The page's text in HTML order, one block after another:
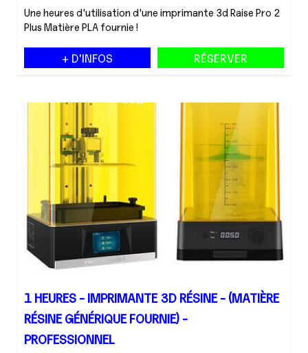
Une heures d'utilisation d'une imprimante 3d Raise Pro 2
Plus Matière PLA fournie !
RÉSERVER
+ D'INFOS
1 HEURES - IMPRIMANTE 3D RÉSINE - (MATIÈRE
RÉSINE GÉNÉRIQUE FOURNIE) -
PROFESSIONNEL